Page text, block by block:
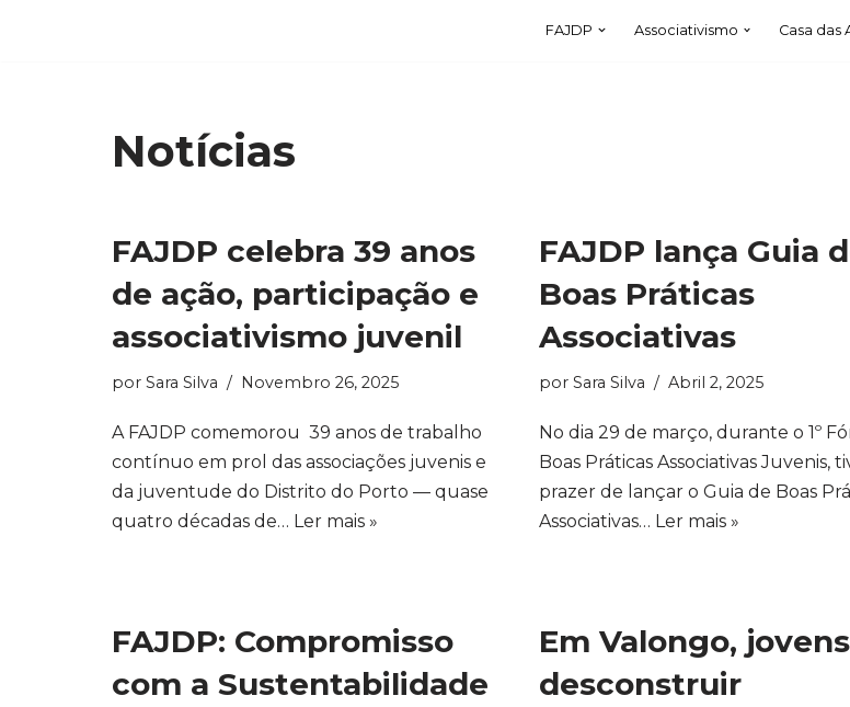
FAJDP Associativismo Casa das
Notícias
FAJDP celebra 39 anos
de ação, participação e
associativismo juvenil
por Sara Silva Novembro 26, 2025
A FAJDP comemorou 39 anos de trabalho
contínuo em prol das associações juvenis e
da juventude do Distrito do Porto — quase
quatro décadas de… Ler mais »
FAJDP lança Guia
Boas Práticas
Associativas
por Sara Silva Abril 2, 2025
No dia 29 de março, durante o 1º
Boas Práticas Associativas Juvenis,
prazer de lançar o Guia de Boas
Associativas… Ler mais »
FAJDP: Compromisso
com a Sustentabilidade
Em Valongo,
desconstruir